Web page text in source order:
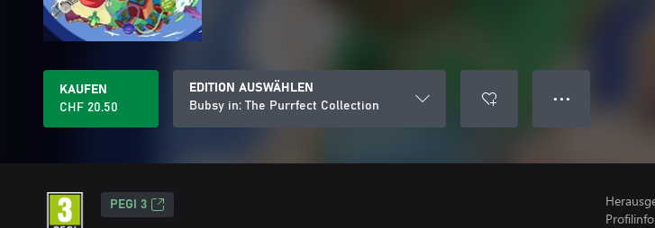
KAUFEN
CHF 20.50
EDITION AUSWÄHLEN
Bubsy in: The Purrfect Collection
● ● ●
PEGI 3